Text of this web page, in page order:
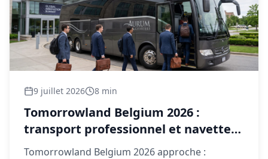
9 juillet 2026 8 min
Tomorrowland Belgium 2026 :
transport professionnel et navette
pour groupes et entreprises
Tomorrowland Belgium 2026 approche :